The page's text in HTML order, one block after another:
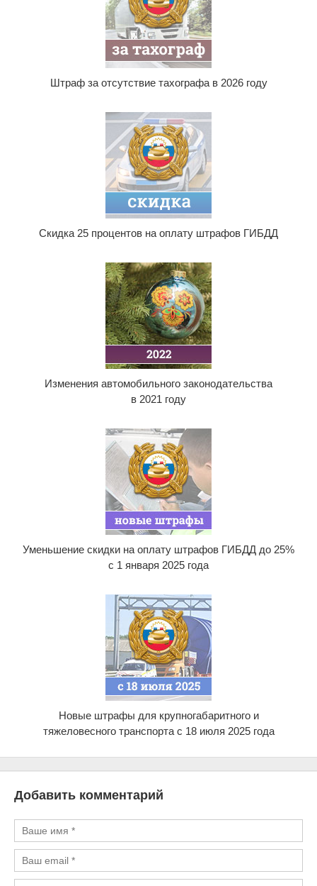
Штраф за отсутствие тахографа в 2026 году
Скидка 25 процентов на оплату штрафов ГИБДД
Изменения автомобильного законодательства
в 2021 году
Уменьшение скидки на оплату штрафов ГИБДД до 25%
с 1 января 2025 года
Новые штрафы для крупногабаритного и
тяжеловесного транспорта с 18 июля 2025 года
Добавить комментарий